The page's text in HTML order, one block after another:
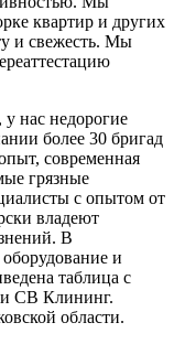
квартир и других
и свежесть. Мы
нас недорогие
более 30 бригад
современная
грязные
с опытом от
владеют
В
и
таблица с
СВ Клининг.
области.